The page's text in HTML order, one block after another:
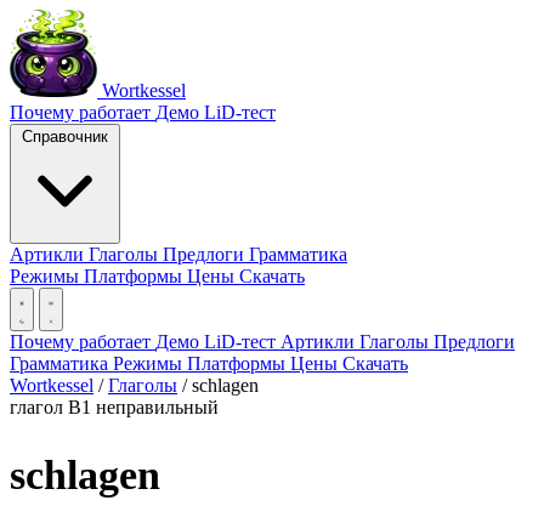
Wortkessel
Почему работает Демо LiD-тест
Справочник
Артикли Глаголы Предлоги Грамматика
Режимы Платформы Цены Скачать
Почему работает Демо LiD-тест Артикли Глаголы Предлоги
Грамматика Режимы Платформы Цены Скачать
Wortkessel / Глаголы / schlagen
глагол B1 неправильный
schlagen